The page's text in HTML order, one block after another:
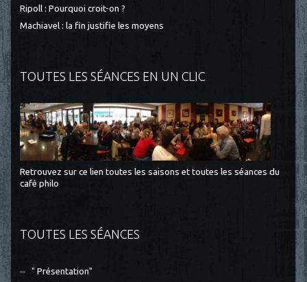
Ripoll : Pourquoi croit-on ?
Machiavel : la fin justifie les moyens
TOUTES LES SÉANCES EN UN CLIC
Retrouvez sur ce lien toutes les saisons et toutes les séances du
café philo
TOUTES LES SÉANCES
" Présentation"